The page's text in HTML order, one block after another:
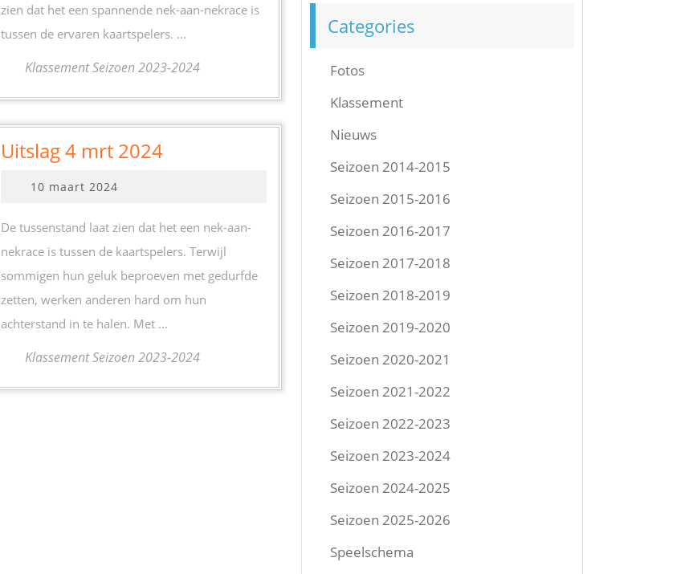
zien dat het een spannende nek-aan-nekrace is
tussen de ervaren kaartspelers. ...
Klassement Seizoen 2023-2024
Uitslag 4 mrt 2024Uitslag
2024
10 maart 2024
2024
De tussenstand laat zien dat het een nek-aan-
nekrace is tussen de kaartspelers. Terwijl
sommigen hun geluk beproeven met gedurfde
zetten, werken anderen hard om hun
achterstand in te halen. Met ...
Klassement Seizoen 2023-2024
Categories
Fotos
Klassement
Nieuws
Seizoen 2014-2015
Seizoen 2015-2016
Seizoen 2016-2017
Seizoen 2017-2018
Seizoen 2018-2019
Seizoen 2019-2020
Seizoen 2020-2021
Seizoen 2021-2022
Seizoen 2022-2023
Seizoen 2023-2024
Seizoen 2024-2025
Seizoen 2025-2026
Speelschema